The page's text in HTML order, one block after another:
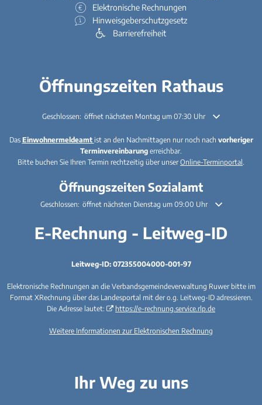
Elektronische Rechnungen
Hinweisgeberschutzgesetz
Barrierefreiheit
Öffnungszeiten Rathaus
Klicken, um weitere Öffnungs- oder Schließzeiten auszublenden
Geschlossen: öffnet nächsten Montag um 07:30 Uhr
Das Einwohnermeldeamt ist an den Nachmittagen nur noch nach vorheriger
Terminvereinbarung erreichbar.
Bitte buchen Sie Ihren Termin rechtzeitig über unserOnline-Terminportal.
Öffnungszeiten Sozialamt
Klicken, um weitere Öffnungs- oder Schließzeiten auszublenden
Geschlossen: öffnet nächsten Dienstag um 09:00 Uhr
E-Rechnung - Leitweg-ID
Leitweg-ID: 072355004000-001-97
Elektronische Rechnungen an die Verbandsgemeindeverwaltung Ruwer bitte im
Format XRechnung über das Landesportal mit der o.g. Leitweg-ID adressieren.
Die Adresse lautet:
https://e-rechnung.service.rlp.de
Weitere Informationen zur Elektronischen Rechnung
Ihr Weg zu uns